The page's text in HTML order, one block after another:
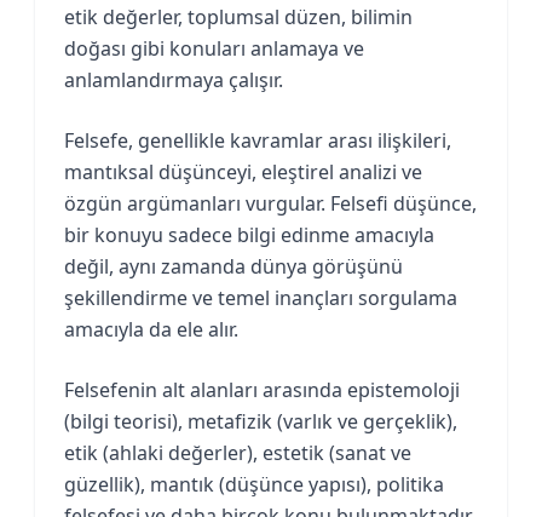
etik değerler, toplumsal düzen, bilimin
doğası gibi konuları anlamaya ve
anlamlandırmaya çalışır.
Felsefe, genellikle kavramlar arası ilişkileri,
mantıksal düşünceyi, eleştirel analizi ve
özgün argümanları vurgular. Felsefi düşünce,
bir konuyu sadece bilgi edinme amacıyla
değil, aynı zamanda dünya görüşünü
şekillendirme ve temel inançları sorgulama
amacıyla da ele alır.
Felsefenin alt alanları arasında epistemoloji
(bilgi teorisi), metafizik (varlık ve gerçeklik),
etik (ahlaki değerler), estetik (sanat ve
güzellik), mantık (düşünce yapısı), politika